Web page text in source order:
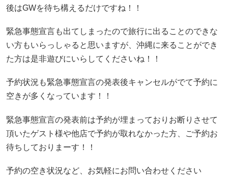
後はGWを待ち構えるだけですね！！
緊急事態宣言も出てしまったので旅行に出ることのできな
い方もいらっしゃると思いますが、沖縄に来ることができ
た方は是非遊びにいらしてくださいね！！
予約状況も緊急事態宣言の発表後キャンセルがでて予約に
空きが多くなっています！！
緊急事態宣言の発表前は予約が埋まっておりお断りさせて
頂いたゲスト様や他店で予約が取れなかった方、ご予約お
待ちしておりまーす！！
予約の空き状況など、お気軽にお問い合わせください